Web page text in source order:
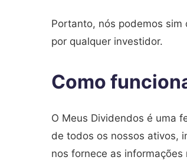
Portanto, nós podemos
por qualquer investidor.
Como
O Meus Dividendos é uma
de todos os nossos ativos,
nos fornece as